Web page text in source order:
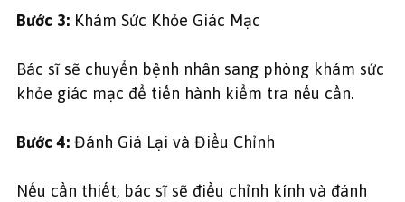
Bước 3:Khám Sức Khỏe Giác Mạc
Bác sĩ sẽ chuyển bệnh nhân sang phòng khám sức
khỏe giác mạc để tiến hành kiểm tra nếu cần.
Bước 4:Đánh Giá Lại và Điều Chỉnh
Nếu cần thiết, bác sĩ sẽ điều chỉnh kính và đánh